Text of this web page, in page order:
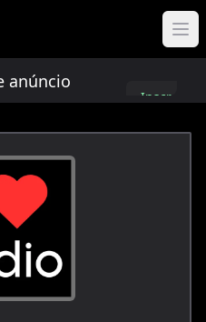
limitadas!
Inscreva-